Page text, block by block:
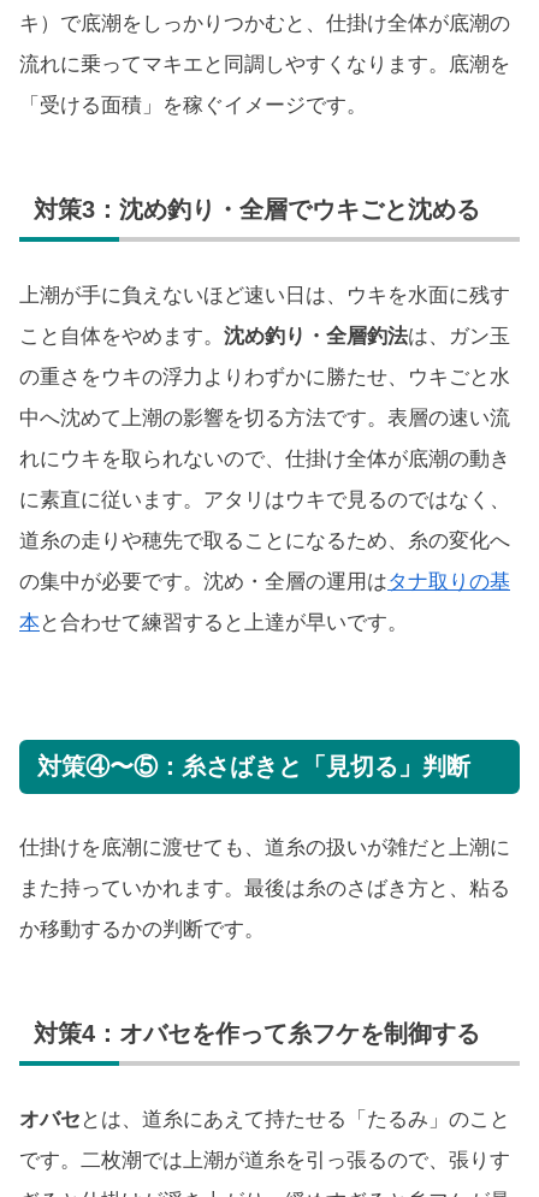
キ）で底潮をしっかりつかむと、仕掛け全体が底潮の
流れに乗ってマキエと同調しやすくなります。底潮を
「受ける面積」を稼ぐイメージです。
対策3：沈め釣り・全層でウキごと沈める
上潮が手に負えないほど速い日は、ウキを水面に残す
こと自体をやめます。 沈め釣り・全層釣法は、ガン玉
の重さをウキの浮力よりわずかに勝たせ、ウキごと水
中へ沈めて上潮の影響を切る方法です。表層の速い流
れにウキを取られないので、仕掛け全体が底潮の動き
に素直に従います。アタリはウキで見るのではなく、
道糸の走りや穂先で取ることになるため、糸の変化へ
の集中が必要です。沈め・全層の運用はタナ取りの基
本 と合わせて練習すると上達が早いです。
対策④〜⑤：糸さばきと「見切る」判断
仕掛けを底潮に渡せても、道糸の扱いが雑だと上潮に
また持っていかれます。最後は糸のさばき方と、粘る
か移動するかの判断です。
対策4：オバセを作って糸フケを制御する
オバセ とは、道糸にあえて持たせる「たるみ」のこと
です。二枚潮では上潮が道糸を引っ張るので、張りす